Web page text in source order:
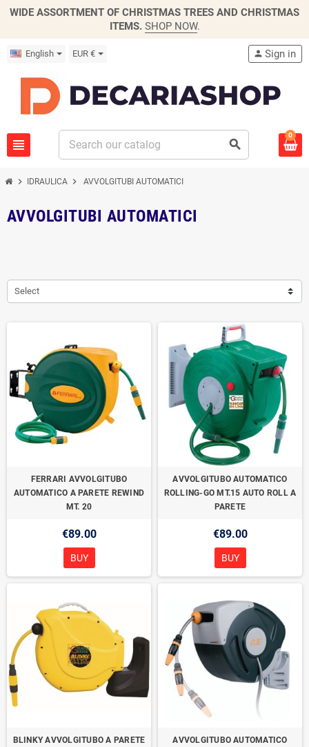
WIDE ASSORTMENT OF CHRISTMAS TREES AND CHRISTMAS
ITEMS. SHOP NOW.
English EUR €
view_headline search
person Sign in
0
chevron_right IDRAULICA chevron_right AVVOLGITUBI AUTOMATICI
AVVOLGITUBI AUTOMATICI
Select
FERRARI AVVOLGITUBO
AUTOMATICO A PARETE REWIND
MT. 20
€89.00
BUY
AVVOLGITUBO AUTOMATICO
ROLLING-GO MT.15 AUTO ROLL A
PARETE
€89.00
BUY
BLINKY AVVOLGITUBO A PARETE
AVVOLGITUBO AUTOMATICO